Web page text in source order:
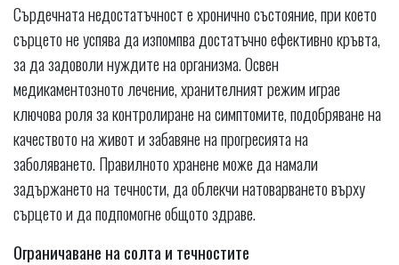
Сърдечната недостатъчност е хронично състояние, при което
сърцето не успява да изпомпва достатъчно ефективно кръвта,
за да задоволи нуждите на организма. Освен
медикаментозното лечение, хранителният режим играе
ключова роля за контролиране на симптомите, подобряване на
качеството на живот и забавяне на прогресията на
заболяването. Правилното хранене може да намали
задържането на течности, да облекчи натоварването върху
сърцето и да подпомогне общото здраве.
Ограничаване на солта и течностите